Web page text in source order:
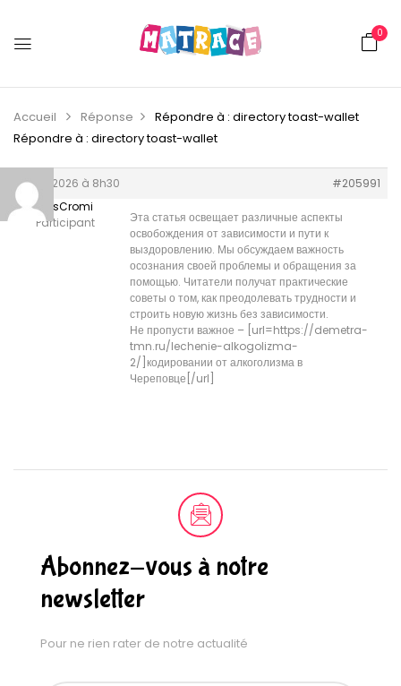
0
Accueil Réponse
Répondre à : directory toast-wallet
Répondre à : directory toast-wallet
3 juin 2026 à 8h30
#205991
JuliusCromi
Participant
Эта статья освещает различные аспекты
освобождения от зависимости и пути к
выздоровлению. Мы обсуждаем важность
осознания своей проблемы и обращения за
помощью. Читатели получат практические
советы о том, как преодолевать трудности и
строить новую жизнь без зависимости.
Не пропусти важное – [url=https://demetra-
tmn.ru/lechenie-alkogolizma-
2/]кодировании от алкоголизма в
Череповце[/url]
Abonnez-vous à notre
newsletter
Pour ne rien rater de notre actualité